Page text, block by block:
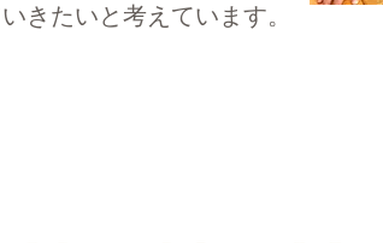
きたいと考えています。